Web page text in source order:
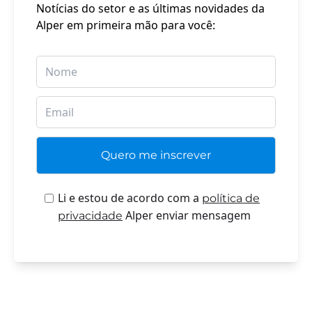
Notícias do setor e as últimas novidades da
Alper em primeira mão para você:
Li e estou de acordo com a política de
privacidade Alper enviar mensagem